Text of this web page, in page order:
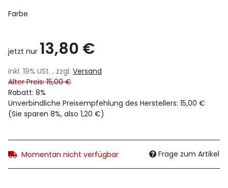
Farbe
jetzt nur 13,80 €
inkl. 19% USt. , zzgl. Versand
Alter Preis: 15,00 €
Rabatt: 8%
Unverbindliche Preisempfehlung des Herstellers: 15,00 €
(Sie sparen 8%, also 1,20 €)
Momentan nicht verfügbar Frage zum Artikel